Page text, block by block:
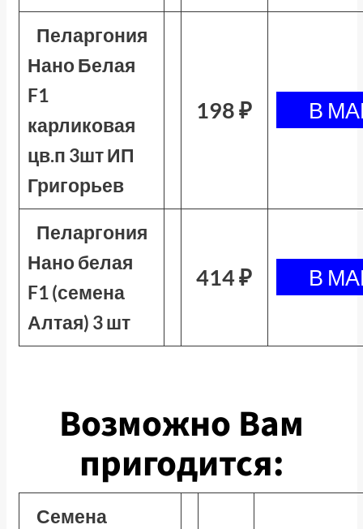
Пеларгония
Нано Белая
F1
карликовая
цв.п 3шт ИП
Григорьев
198 ₽
Пеларгония
Нано белая
F1 (семена
Алтая) 3 шт
414 ₽
Возможно Вам
пригодится:
Семена